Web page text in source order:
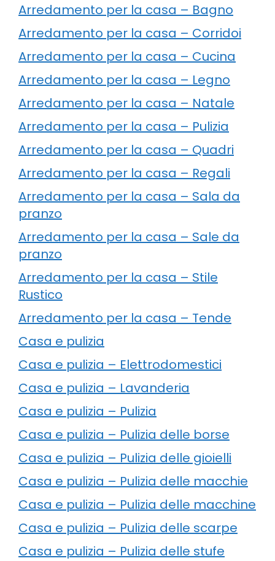
Arredamento per la casa – Bagno
Arredamento per la casa – Corridoi
Arredamento per la casa – Cucina
Arredamento per la casa – Legno
Arredamento per la casa – Natale
Arredamento per la casa – Pulizia
Arredamento per la casa – Quadri
Arredamento per la casa – Regali
Arredamento per la casa – Sala da
pranzo
Arredamento per la casa – Sale da
pranzo
Arredamento per la casa – Stile
Rustico
Arredamento per la casa – Tende
Casa e pulizia
Casa e pulizia – Elettrodomestici
Casa e pulizia – Lavanderia
Casa e pulizia – Pulizia
Casa e pulizia – Pulizia delle borse
Casa e pulizia – Pulizia delle gioielli
Casa e pulizia – Pulizia delle macchie
Casa e pulizia – Pulizia delle macchine
Casa e pulizia – Pulizia delle scarpe
Casa e pulizia – Pulizia delle stufe